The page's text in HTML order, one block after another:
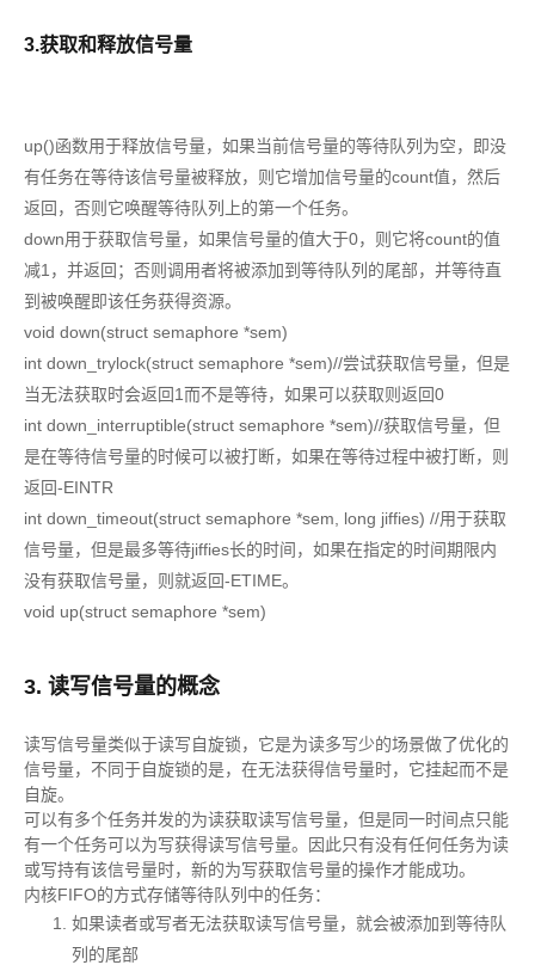
3.获取和释放信号量
up()函数用于释放信号量，如果当前信号量的等待队列为空，即没
有任务在等待该信号量被释放，则它增加信号量的count值，然后
返回，否则它唤醒等待队列上的第一个任务。
down用于获取信号量，如果信号量的值大于0，则它将count的值
减1，并返回；否则调用者将被添加到等待队列的尾部，并等待直
到被唤醒即该任务获得资源。
void down(struct semaphore *sem)
int down_trylock(struct semaphore *sem)//尝试获取信号量，但是
当无法获取时会返回1而不是等待，如果可以获取则返回0
int down_interruptible(struct semaphore *sem)//获取信号量，但
是在等待信号量的时候可以被打断，如果在等待过程中被打断，则
返回-EINTR
int down_timeout(struct semaphore *sem, long jiffies) //用于获取
信号量，但是最多等待jiffies长的时间，如果在指定的时间期限内
没有获取信号量，则就返回-ETIME。
void up(struct semaphore *sem)
3. 读写信号量的概念
读写信号量类似于读写自旋锁，它是为读多写少的场景做了优化的
信号量，不同于自旋锁的是，在无法获得信号量时，它挂起而不是
自旋。
可以有多个任务并发的为读获取读写信号量，但是同一时间点只能
有一个任务可以为写获得读写信号量。因此只有没有任何任务为读
或写持有该信号量时，新的为写获取信号量的操作才能成功。
内核FIFO的方式存储等待队列中的任务：
如果读者或写者无法获取读写信号量，就会被添加到等待队
列的尾部